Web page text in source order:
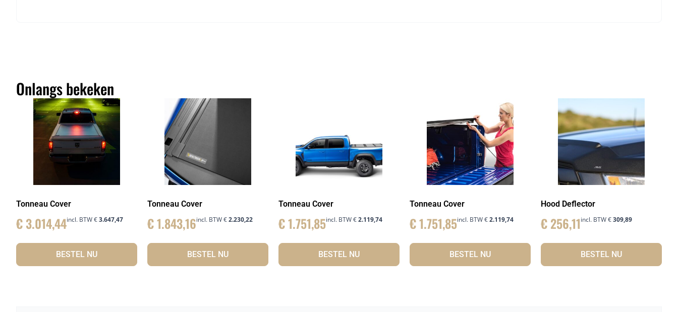
Onlangs bekeken
Tonneau Cover
€3.014,44incl. BTW€3.647,47
BESTEL NU
Tonneau Cover
€1.843,16incl. BTW€2.230,22
BESTEL NU
Tonneau Cover
€1.751,85incl. BTW€2.119,74
BESTEL NU
Tonneau Cover
€1.751,85incl. BTW€2.119,74
BESTEL NU
Hood Deflector
€256,11incl. BTW€309,89
BESTEL NU